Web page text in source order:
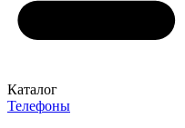
Каталог
Телефоны